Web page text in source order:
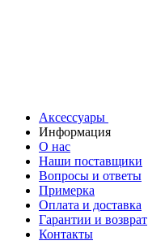
Аксессуары
Информация
О нас
Наши поставщики
Вопросы и ответы
Примерка
Оплата и доставка
Гарантии и возврат
Контакты